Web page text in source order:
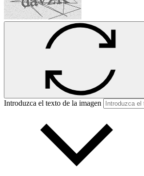
Introduzca el texto de la imagen